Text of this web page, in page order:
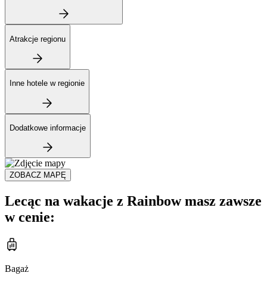
Atrakcje regionu
Inne hotele w regionie
Dodatkowe informacje
ZOBACZ MAPĘ
Lecąc na wakacje z Rainbow masz zawsze
w cenie:
Bagaż